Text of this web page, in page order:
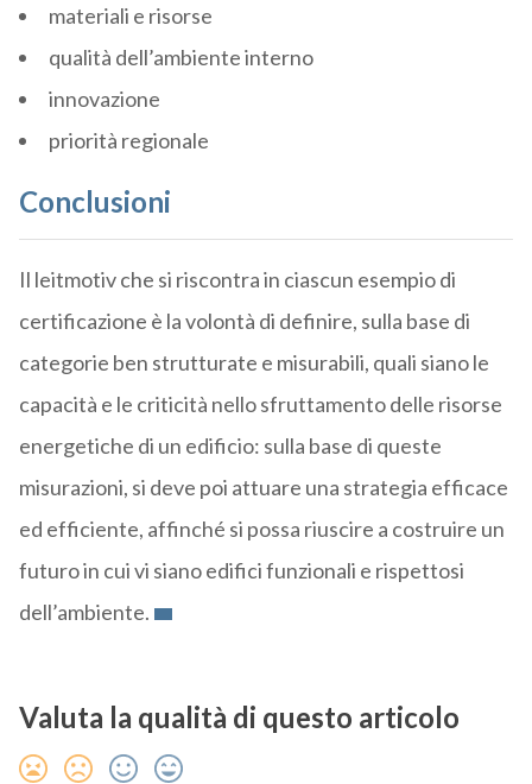
materiali e risorse
qualità dell’ambiente interno
innovazione
priorità regionale
Conclusioni
Il leitmotiv che si riscontra in ciascun esempio di
certificazione è la volontà di definire, sulla base di
categorie ben strutturate e misurabili, quali siano le
capacità e le criticità nello sfruttamento delle risorse
energetiche di un edificio: sulla base di queste
misurazioni, si deve poi attuare una strategia efficace
ed efficiente, affinché si possa riuscire a costruire un
futuro in cui vi siano edifici funzionali e rispettosi
dell’ambiente.
Valuta la qualità di questo articolo